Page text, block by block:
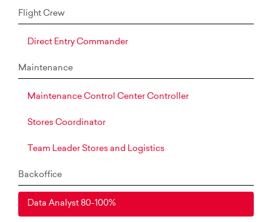
Flight Crew
Direct Entry Commander
Maintenance
Maintenance Control Center Controller
Stores Coordinator
Team Leader Stores and Logistics
Backoffice
Data Analyst 80-100%